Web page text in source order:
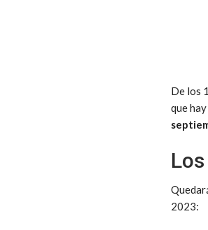
De los
que
2023: